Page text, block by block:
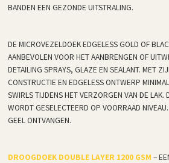
BANDEN EEN GEZONDE UITSTRALING.
DE MICROVEZELDOEK EDGELESS GOLD OF
AANBEVOLEN VOOR HET AANBRENGEN OF
DETAILING SPRAYS, GLAZE EN SEALANT. MET
CONSTRUCTIE EN EDGELESS ONTWERP
SWIRLS TIJDENS HET VERZORGEN VAN DE LAK.
WORDT GESELECTEERD OP VOORRAAD
GEEL ONTVANGEN.
DROOGDOEK DOUBLE LAYER 1200 GSM –